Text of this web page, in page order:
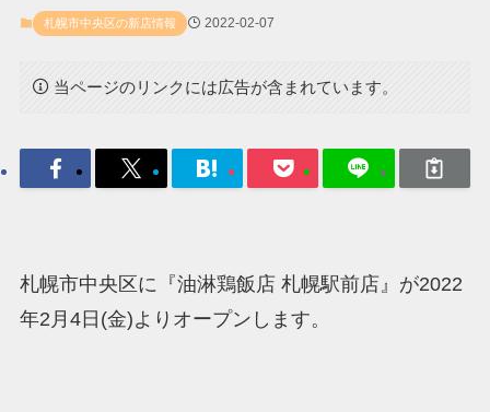
札幌市中央区の新店情報 2022-02-07
当ページのリンクには広告が含まれています。
札幌市中央区に『油淋鶏飯店 札幌駅前店』が2022
年2月4日(金)よりオープンします。